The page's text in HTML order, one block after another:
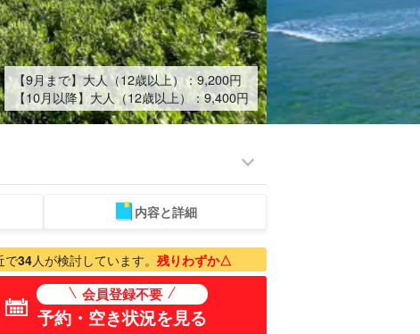
【9月まで】大人（12歳以上）：9,200円
【10月以降】大人（12歳以上）：9,400円
ものづくり体験 ベビーシッター
内容と詳細
で34人が検討しています。 残りわずか△
会員登録不要
予約・空き状況を見る